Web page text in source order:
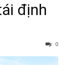
định
0